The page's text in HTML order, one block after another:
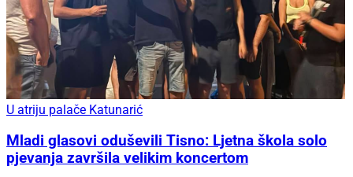
U atriju palače Katunarić
Mladi glasovi oduševili Tisno: Ljetna škola solo
pjevanja završila velikim koncertom